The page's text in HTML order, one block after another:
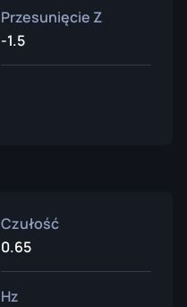
Przesunięcie Z
-1.5
Czułość
0.65
Hz